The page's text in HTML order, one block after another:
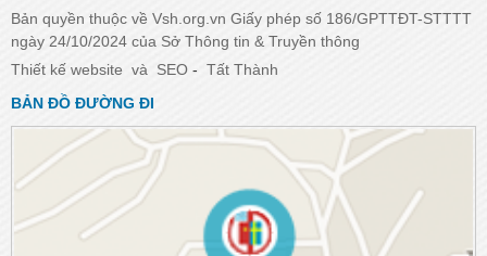
Bản quyền thuộc về Vsh.org.vn Giấy phép số 186/GPTTĐT-STTTT
ngày 24/10/2024 của Sở Thông tin & Truyền thông
Thiết kế website và SEO - Tất Thành
BẢN ĐỒ ĐƯỜNG ĐI